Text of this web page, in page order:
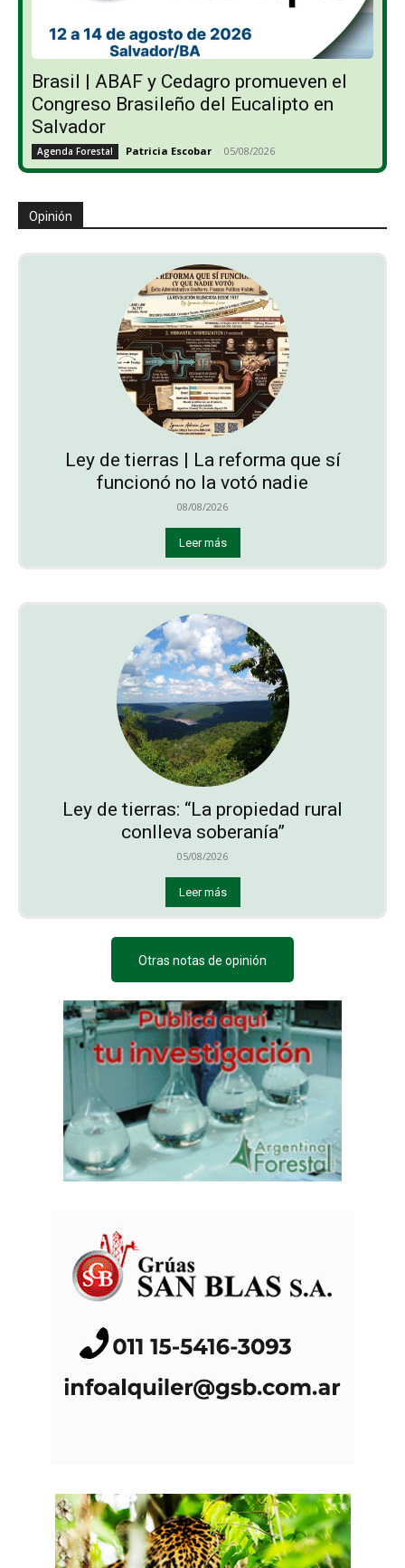
Brasil | ABAF y Cedagro promueven el
Congreso Brasileño del Eucalipto en
Salvador
Agenda Forestal Patricia Escobar - 05/08/2026
Opinión
Ley de tierras | La reforma que sí
funcionó no la votó nadie
08/08/2026
Leer más
Ley de tierras: “La propiedad rural
conlleva soberanía”
05/08/2026
Leer más
Otras notas de opinión